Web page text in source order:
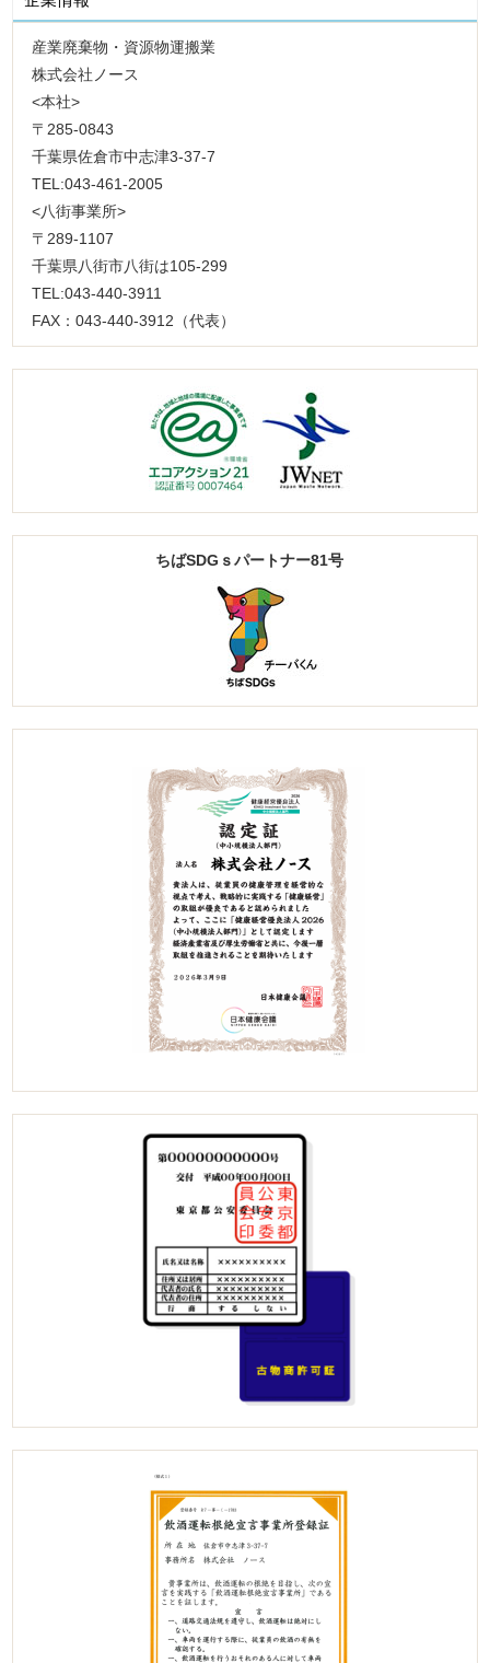
産業廃棄物・資源物運搬業
株式会社ノース
<本社>
〒285-0843
千葉県佐倉市中志津3-37-7
TEL:043-461-2005
<八街事業所>
〒289-1107
千葉県八街市八街は105-299
TEL:043-440-3911
FAX：043-440-3912（代表）
ちばSDGｓパートナー81号